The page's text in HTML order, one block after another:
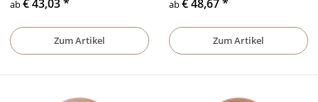
ab€ 43,03*
Zum Artikel
ab€ 48,67*
Zum Artikel